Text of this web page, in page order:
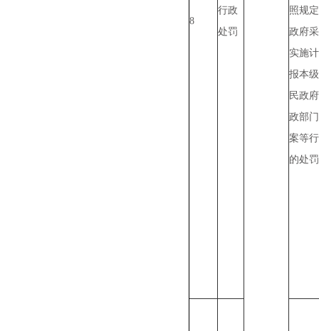
8
行政
处罚
照规
政府
实施
报本
民政
政部
案等
的处罚